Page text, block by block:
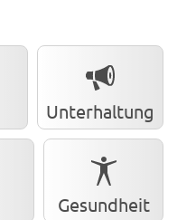
Unterhaltung
Gesundheit